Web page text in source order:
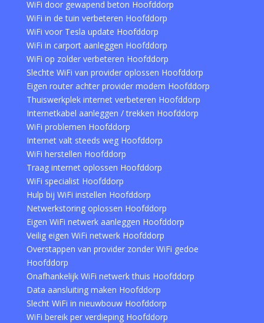
WiFi door gewapend beton Hoofddorp
WiFi in de tuin verbeteren Hoofddorp
WiFi voor Tesla update Hoofddorp
WiFi in carport aanleggen Hoofddorp
WiFi op zolder verbeteren Hoofddorp
Slechte WiFi van provider oplossen Hoofddorp
Eigen router achter provider modem Hoofddorp
Thuiswerkplek internet verbeteren Hoofddorp
Internetkabel aanleggen / trekken Hoofddorp
WiFi problemen Hoofddorp
Internet valt steeds weg Hoofddorp
WiFi herstellen Hoofddorp
Traag internet oplossen Hoofddorp
WiFi specialist Hoofddorp
Hulp bij WiFi instellen Hoofddorp
Netwerkstoring oplossen Hoofddorp
Eigen WiFi netwerk aanleggen Hoofddorp
Veilig eigen WiFi netwerk Hoofddorp
Overstappen van provider zonder WiFi gedoe
Hoofddorp
Onafhankelijk WiFi netwerk thuis Hoofddorp
Data aansluiting maken Hoofddorp
Slecht WiFi in nieuwbouw Hoofddorp
WiFi bereik per verdieping Hoofddorp